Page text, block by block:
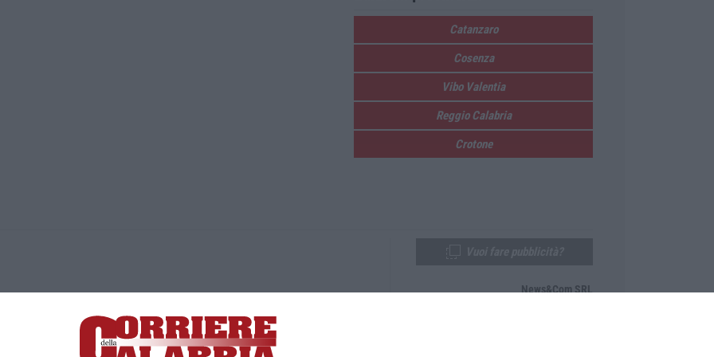
Catanzaro
Cosenza
Vibo Valentia
Reggio Calabria
Crotone
Lamezia Terme (CZ)
responsabile Paola Militano |Privacy
News&Com SRL